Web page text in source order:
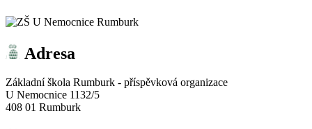
Adresa
Základní škola Rumburk - příspěvková organizace
U Nemocnice 1132/5
408 01 Rumburk